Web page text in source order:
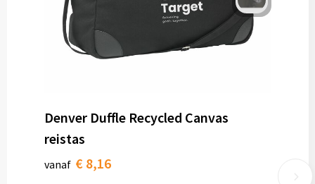
Denver Duffle Recycled Canvas
reistas
vanaf € 8,16